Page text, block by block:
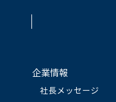
企業情報
社長メッセージ